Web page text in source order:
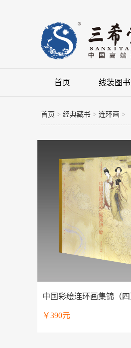
首页 线装图书
首页 > 经典藏书 > 连环画 >
中国彩绘连环画集锦（四
￥390元